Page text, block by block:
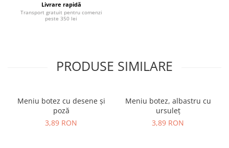
Livrare rapidă
Transport gratuit pentru comenzi
peste 350 lei
PRODUSE SIMILARE
Meniu botez cu desene și
poză
3,89 RON
Meniu botez, albastru cu
ursuleț
3,89 RON